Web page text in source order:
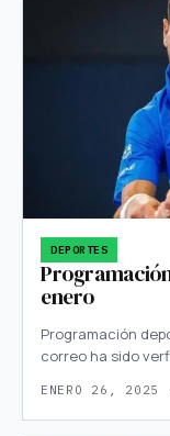
DEPORTES
enero
Programación
correo ha sido
ENERO 26, 2025